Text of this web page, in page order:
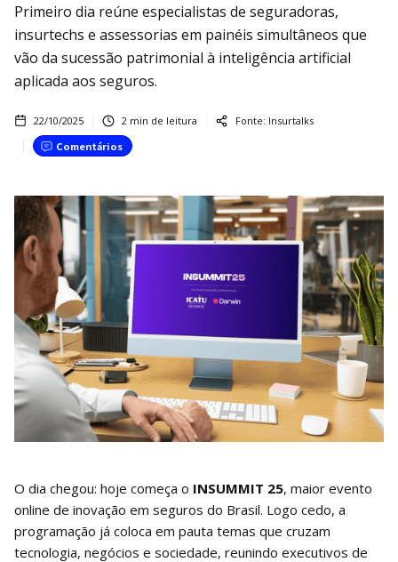
Primeiro dia reúne especialistas de seguradoras,
insurtechs e assessorias em painéis simultâneos que
vão da sucessão patrimonial à inteligência artificial
aplicada aos seguros.
22/10/2025 2 min de leitura Fonte: Insurtalks
Comentários
O dia chegou: hoje começa o INSUMMIT 25, maior evento
online de inovação em seguros do Brasil. Logo cedo, a
programação já coloca em pauta temas que cruzam
tecnologia, negócios e sociedade, reunindo executivos de